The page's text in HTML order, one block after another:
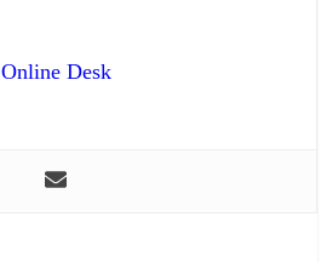
Online Desk